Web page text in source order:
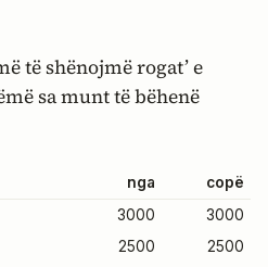
të shënojmë rogat’ e
sa munt të bëhenë
nga
copë
3000
3000
2500 2500